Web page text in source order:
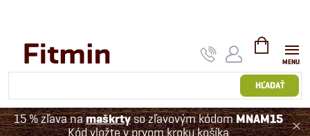
HĽADAŤ
NÁKUPNÝ
KOŠÍK
15 % zľava namaškrtyso zľavovým kódomMNAM15
Kód vložte v prvom kroku košíka